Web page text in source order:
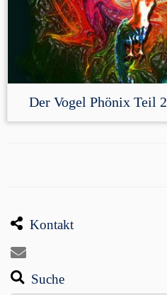
Der Vogel Phönix Teil 2
Kontakt
Suche